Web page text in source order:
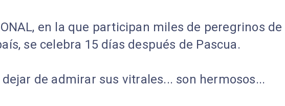
en la que participan miles de peregrinos de
se celebra 15 días después de Pascua.
dejar de admirar sus vitrales... son hermosos...